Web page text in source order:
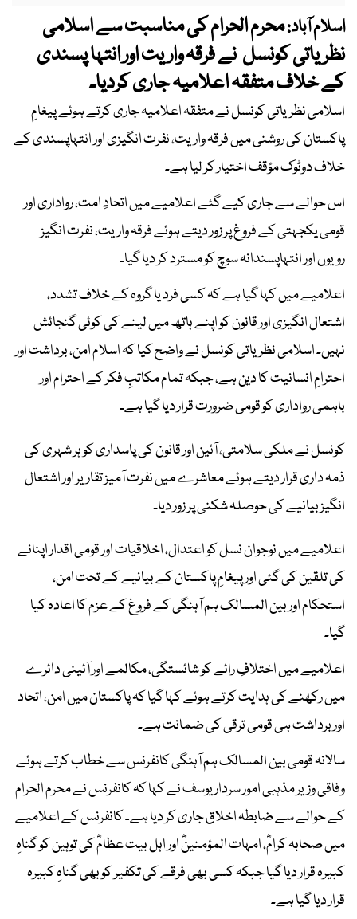
اسلام آباد:محرم الحرام کی مناسبت سے اسلامی
نظریاتی کونسل نے فرقہ واریت اور انتہا پسندی
کے خلاف متفقہ اعلامیہ جاری کردیا۔
اسلامی نظریاتی کونسل نے متفقہ اعلامیہ جاری کرتے ہوئے پیغامِ
پاکستان کی روشنی میں فرقہ واریت، نفرت انگیزی اور انتہاپسندی کے
خلاف دوٹوک مؤقف اختیار کر لیا ہے۔
اس حوالے سے جاری کیے گئے اعلامیے میں اتحادِ امت، رواداری اور
قومی یکجہتی کے فروغ پر زور دیتے ہوئے فرقہ واریت، نفرت انگیز
رویوں اور انتہاپسندانہ سوچ کو مسترد کر دیا گیا۔
اعلامیے میں کہا گیا ہے کہ کسی فرد یا گروہ کے خلاف تشدد،
اشتعال انگیزی اور قانون کو اپنے ہاتھ میں لینے کی کوئی گنجائش
نہیں۔ اسلامی نظریاتی کونسل نے واضح کیا کہ اسلام امن، برداشت اور
احترامِ انسانیت کا دین ہے، جبکہ تمام مکاتبِ فکر کے احترام اور
باہمی رواداری کو قومی ضرورت قرار دیا گیا ہے۔
کونسل نے ملکی سلامتی، آئین اور قانون کی پاسداری کو ہر شہری کی
ذمہ داری قرار دیتے ہوئے معاشرے میں نفرت آمیز تقاریر اور اشتعال
انگیز بیانیے کی حوصلہ شکنی پر زور دیا۔
اعلامیے میں نوجوان نسل کو اعتدال، اخلاقیات اور قومی اقدار اپنانے
کی تلقین کی گئی اور پیغامِ پاکستان کے بیانیے کے تحت امن،
استحکام اور بین المسالک ہم آہنگی کے فروغ کے عزم کا اعادہ کیا
گیا۔
اعلامیے میں اختلافِ رائے کو شائستگی، مکالمے اور آئینی دائرے
میں رکھنے کی ہدایت کرتے ہوئے کہا گیا کہ پاکستان میں امن، اتحاد
اور برداشت ہی قومی ترقی کی ضمانت ہے۔
سالانہ قومی بین المسالک ہم آہنگی کانفرنس سے خطاب کرتے ہوئے
وفاقی وزیر مذہبی امور سردار یوسف نے کہا کہ کانفرنس نے محرم الحرام
کے حوالے سے ضابطہ اخلاق جاری کر دیا ہے۔ کانفرنس کے اعلامیے
میں صحابہ کرامؓ، امہات المؤمنینؓ اور اہل بیت عظامؓ کی توہین کو گناہِ
کبیرہ قرار دیا گیا جبکہ کسی بھی فرقے کی تکفیر کو بھی گناہِ کبیرہ
قرار دیا گیا ہے۔